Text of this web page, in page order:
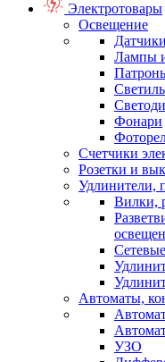
Электротовары
Освещение
Лампы
Фонари
Счетчики
Розетки и
Удлинители,
Вилки,
Автоматы,
УЗО